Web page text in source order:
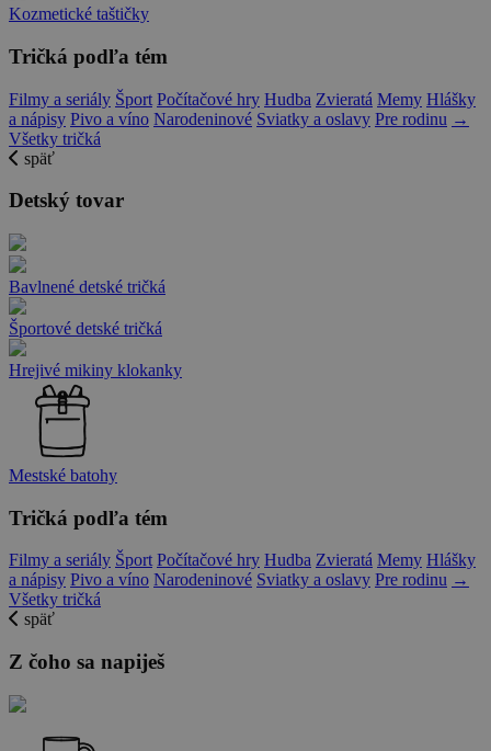
Kozmetické taštičky
Tričká podľa tém
Filmy a seriály Šport Počítačové hry Hudba Zvieratá Memy Hlášky
a nápisy Pivo a víno Narodeninové Sviatky a oslavy Pre rodinu →
Všetky tričká
späť
Detský tovar
Bavlnené detské tričká
Športové detské tričká
Hrejivé mikiny klokanky
Mestské batohy
Tričká podľa tém
Filmy a seriály Šport Počítačové hry Hudba Zvieratá Memy Hlášky
a nápisy Pivo a víno Narodeninové Sviatky a oslavy Pre rodinu →
Všetky tričká
späť
Z čoho sa napiješ